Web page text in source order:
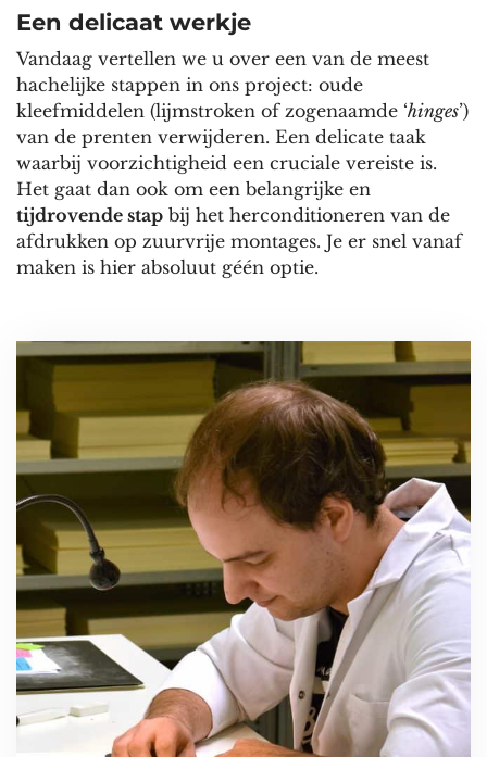
Een delicaat werkje
Vandaag vertellen we u over een van de meest
hachelijke stappen in ons project: oude
kleefmiddelen (lijmstroken of zogenaamde ‘hinges’)
van de prenten verwijderen. Een delicate taak
waarbij voorzichtigheid een cruciale vereiste is.
Het gaat dan ook om een belangrijke en
tijdrovende stap bij het herconditioneren van de
afdrukken op zuurvrije montages. Je er snel vanaf
maken is hier absoluut géén optie.